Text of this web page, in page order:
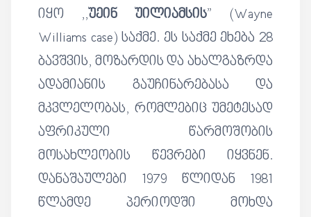
იყო ,,უეინ უილიამსის” (Wayne
Williams case) საქმე. ეს საქმე ეხება 28
ბავშვის, მოზარდის და ახალგაზრდა
ადამიანის გაუჩინარებასა და
მკვლელობას, რომლებიც უმეტესად
აფრიკული წარმოშობის
მოსახლეობის წევრები იყვნენ.
დანაშაულები 1979 წლიდან 1981
წლამდე პერიოდში მოხდა